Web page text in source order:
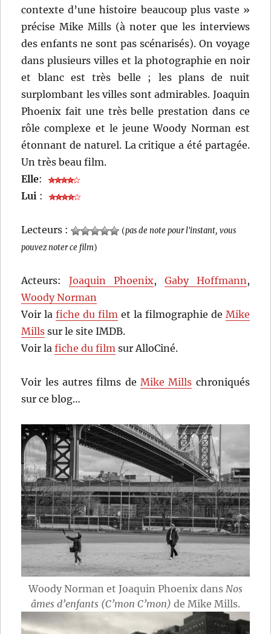
contexte d’une histoire beaucoup plus vaste »
précise Mike Mills (à noter que les interviews
des enfants ne sont pas scénarisés). On voyage
dans plusieurs villes et la photographie en noir
et blanc est très belle ; les plans de nuit
surplombant les villes sont admirables. Joaquin
Phoenix fait une très belle prestation dans ce
rôle complexe et le jeune Woody Norman est
étonnant de naturel. La critique a été partagée.
Un très beau film.
Elle:
Lui :
Lecteurs : (pas de note pour l'instant, vous
pouvez noter ce film)
Acteurs:Joaquin Phoenix, Gaby Hoffmann,
Woody Norman
Voir lafiche du film et la filmographie de Mike
Mills sur le site IMDB.
Voir lafiche du film sur AlloCiné.
Voir les autres films deMike Mills chroniqués
sur ce blog…
Woody Norman et Joaquin Phoenix dans Nos
âmes d’enfants (C’mon C’mon) de Mike Mills.